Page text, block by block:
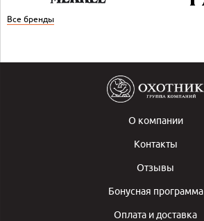
Все бренды
О компании
Контакты
Отзывы
Бонусная программа
Оплата и доставка